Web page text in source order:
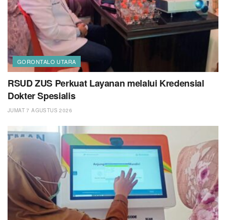
GORONTALO UTARA
RSUD ZUS Perkuat Layanan melalui Kredensial
Dokter Spesialis
JUMAT 7 AGUSTUS 2026